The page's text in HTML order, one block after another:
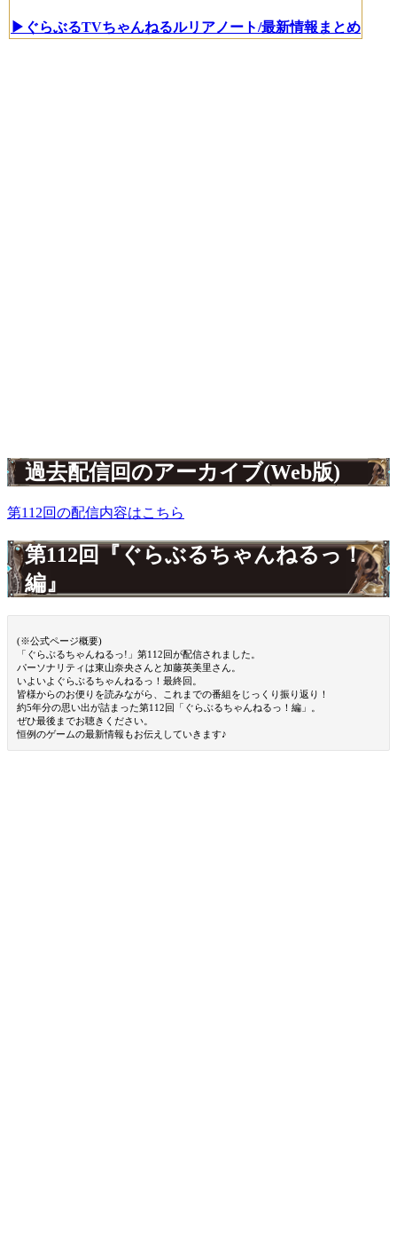
▶ぐらぶるTVちゃんねるルリアノート/最新情報まとめ
過去配信回のアーカイブ(Web版)
第112回の配信内容はこちら
第112回『ぐらぶるちゃんねるっ！
編』
(※公式ページ概要)
「ぐらぶるちゃんねるっ!」第112回が配信されました。
パーソナリティは東山奈央さんと加藤英美里さん。
いよいよぐらぶるちゃんねるっ！最終回。
皆様からのお便りを読みながら、これまでの番組をじっくり振り返り！
約5年分の思い出が詰まった第112回「ぐらぶるちゃんねるっ！編」。
ぜひ最後までお聴きください。
恒例のゲームの最新情報もお伝えしていきます♪